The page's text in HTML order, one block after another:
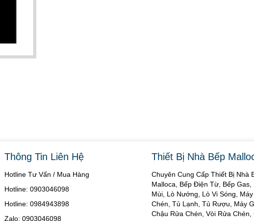
Thông Tin Liên Hệ
Hotline Tư Vấn / Mua Hàng
Hotline: 0903046098
Hotline: 0984943898
Zalo: 0903046098
Thiết Bị Nhà Bếp
Chuyên Cung Cấp Thiết Bị Nhà
Malloca, Bếp Điện Từ, Bếp Gas,
Mùi, Lò Nướng, Lò Vi Sóng,
Chén, Tủ Lạnh, Tủ Rượu, Máy
Chậu Rửa Chén, Vòi Rửa Chén,